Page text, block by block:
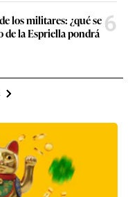
los militares: ¿qué se
de la Espriella pondrá 6